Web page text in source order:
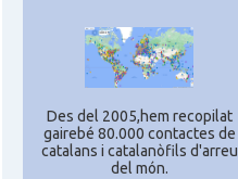
Des del 2005,hem recopilat
gairebé 80.000 contactes de
catalans i catalanòfils d'arreu
del món.